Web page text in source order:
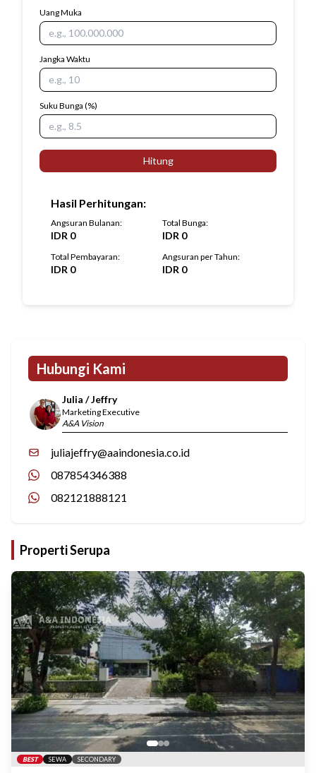
Uang Muka
Jangka Waktu
Suku Bunga (%)
Hitung
Hasil Perhitungan:
Angsuran Bulanan:
IDR 0
Total Bunga:
IDR 0
Total Pembayaran:
IDR 0
Angsuran per Tahun:
IDR 0
Hubungi Kami
Julia / Jeffry
Marketing Executive
A&A Vision
juliajeffry@aaindonesia.co.id
087854346388
082121888121
Properti Serupa
BEST SEWA SECONDARY